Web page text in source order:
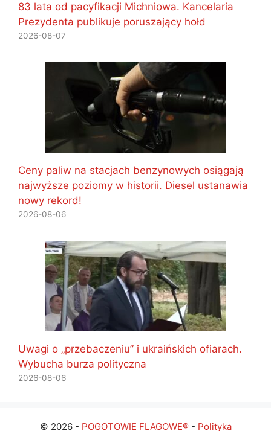
83 lata od pacyfikacji Michniowa. Kancelaria
Prezydenta publikuje poruszający hołd
2026-08-07
Ceny paliw na stacjach benzynowych osiągają
najwyższe poziomy w historii. Diesel ustanawia
nowy rekord!
2026-08-06
Uwagi o „przebaczeniu” i ukraińskich ofiarach.
Wybucha burza polityczna
2026-08-06
© 2026 - POGOTOWIE FLAGOWE®- Polityka